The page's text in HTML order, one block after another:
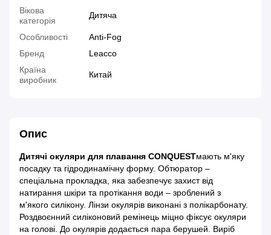
Вікова
категорія
Дитяча
Особливості
Anti-Fog
Бренд
Leacco
Країна
виробник
Китай
Опис
Дитячі окуляри для плавання CONQUESTмають м'яку
посадку та гідродинамічну форму. Обтюратор –
спеціальна прокладка, яка забезпечує захист від
натирання шкіри та протікання води – зроблений з
м'якого силікону. Лінзи окулярів виконані з полікарбонату.
Роздвоєнний силіконовий ремінець міцно фіксує окуляри
на голові. До окулярів додається пара берушей. Виріб